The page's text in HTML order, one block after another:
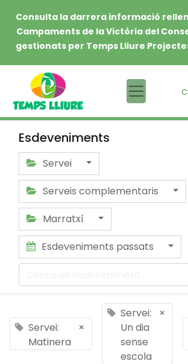
Consulta la darrera informació
Campaments de la Victòria del
gestionats per Temps Lliure
Esdeveniments
Servei
Serveis complementaris
Marratxí
Esdeveniments passats
Servei:
Matinera
×
Servei:
Un dia
sense
escola
×